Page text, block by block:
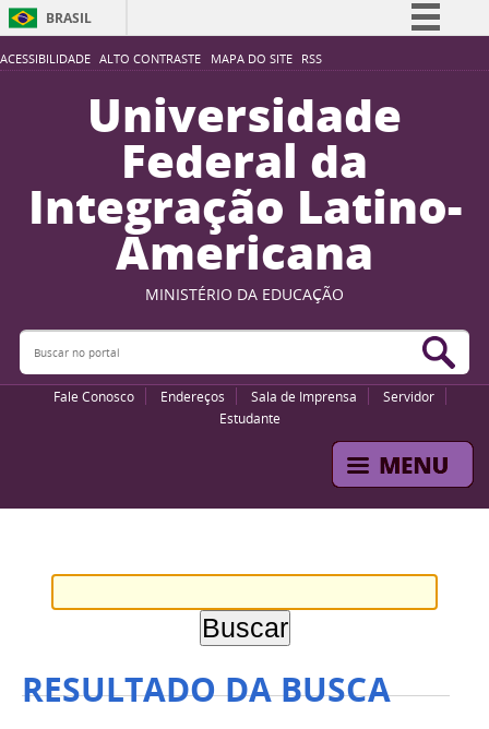
ACESSIBILIDADE ALTO CONTRASTE MAPA DO SITE RSS
BRASIL
Simplifique!
Participe
Acesso à informação
Legislação
Canais
Universidade
Federal da
Integração Latino-
Americana
MINISTÉRIO DA EDUCAÇÃO
Buscar no portal
Fale Conosco Endereços Sala de Imprensa
Servidor
Estudante
RESULTADO DA BUSCA